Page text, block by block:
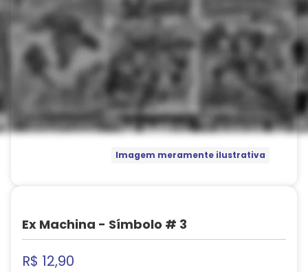
Imagem meramente ilustrativa
Ex Machina - Símbolo # 3
R$ 12,90